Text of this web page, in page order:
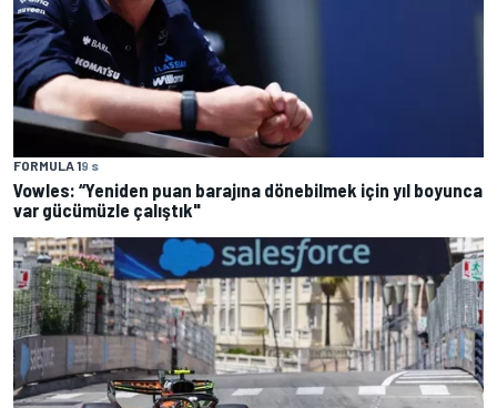
FORMULA 19 s
Vowles: “Yeniden puan barajına dönebilmek için yıl boyunca
var gücümüzle çalıştık"